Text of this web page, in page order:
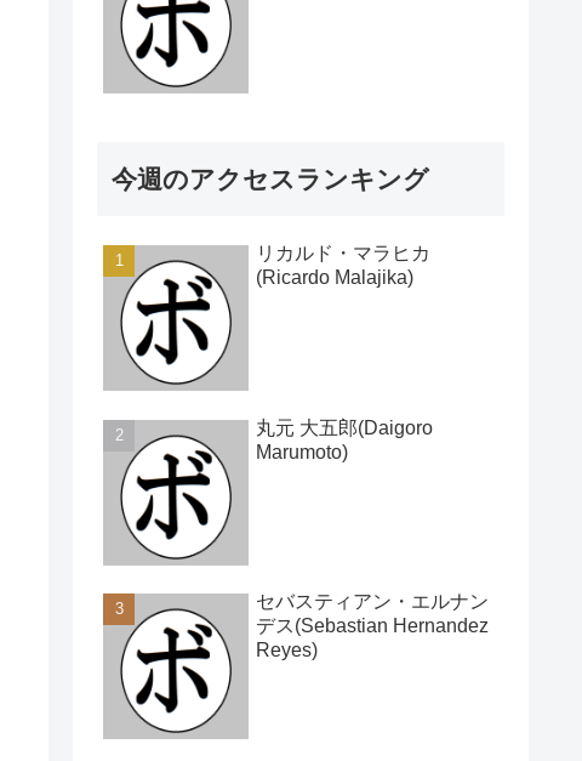
今週のアクセスランキング
リカルド・マラヒカ
(Ricardo Malajika)
丸元 大五郎(Daigoro
Marumoto)
セバスティアン・エルナン
デス(Sebastian Hernandez
Reyes)